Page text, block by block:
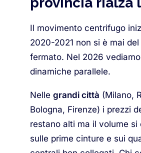
Il movimento centrifugo
2020-2021 non si è mai
fermato. Nel 2026
dinamiche parallele.
Nelle grandi città (Milano,
Bologna, Firenze) i prezzi
restano alti ma il volume si
sulle prime cinture e sui